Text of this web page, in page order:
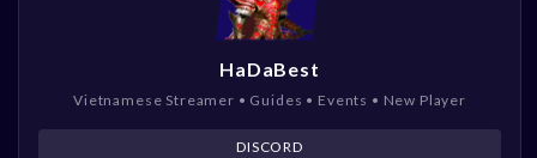
HaDaBest
Vietnamese Streamer • Guides • Events • New Player
DISCORD